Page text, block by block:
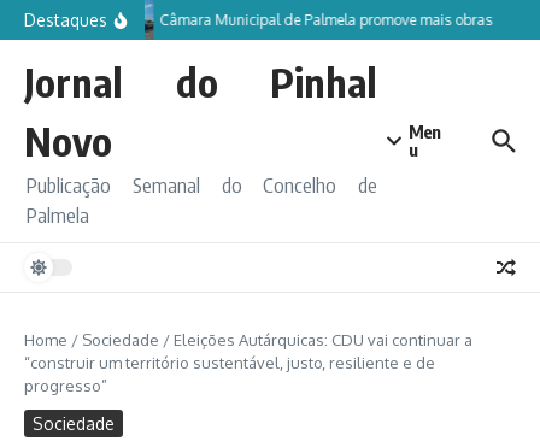
Ir para o conteúdo
Destaques Câmara Municipal de Palmela promove mais obras
Jornal do Pinhal
Novo
Publicação Semanal do Concelho de
Palmela
Men
u
Home / Sociedade / Eleições Autárquicas: CDU vai continuar a
“construir um território sustentável, justo, resiliente e de
progresso”
Sociedade